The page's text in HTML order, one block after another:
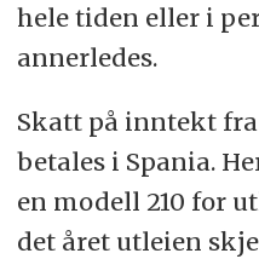
hele tiden eller i
annerledes.
Skatt på inntekt
betales i Spania.
en modell 210 for
det året utleien